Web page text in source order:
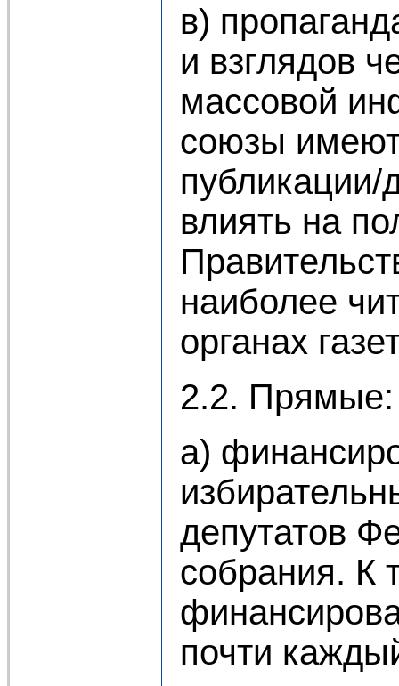
в)
и взглядов
массовой
союзы
публикации/
влиять на
наиболее
органах
2.2. Прямые:
а)
депутатов
собрания. К
почти